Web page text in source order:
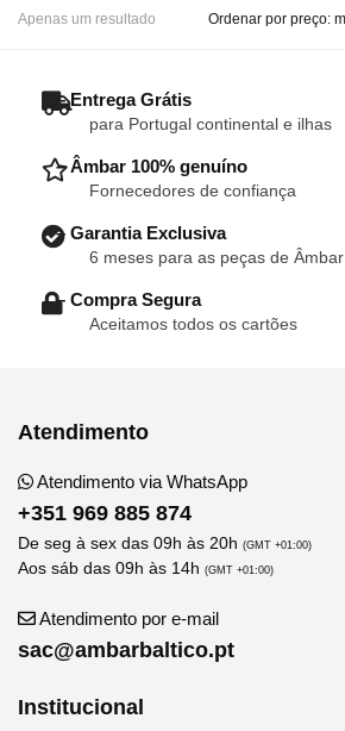
Apenas um resultado
– Entrega Grátis
para Portugal continental e ilhas
– Âmbar 100% genuíno
Fornecedores de confiança
– Garantia Exclusiva
6 meses para as peças de Âmbar
– Compra Segura
Aceitamos todos os cartões
Atendimento
Atendimento via WhatsApp
+351 969 885 874
De seg à sex das 09h às 20h (GMT +01:00)
Aos sáb das 09h às 14h (GMT +01:00)
Atendimento por e-mail
sac@ambarbaltico.pt
Institucional